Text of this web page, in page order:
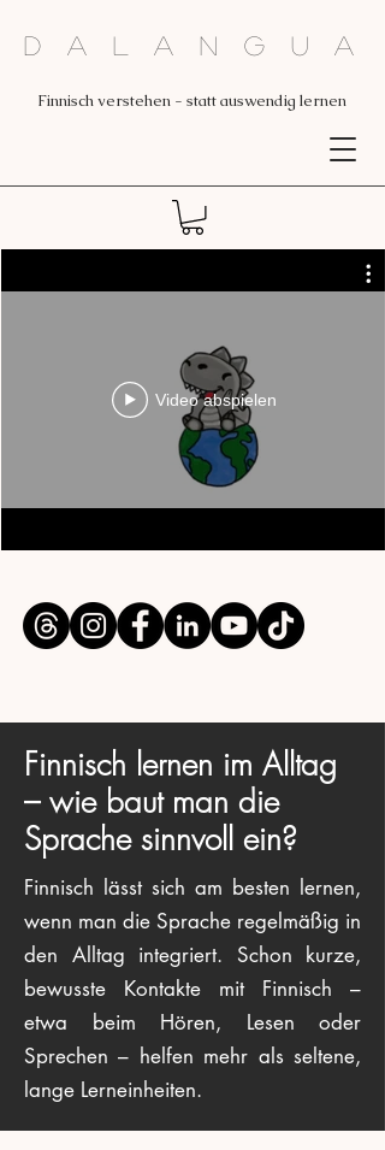
Video abspielen
Finnisch verstehen - statt auswendig lernen
Dalangua
Finnisch lernen im Alltag
– wie baut man die
Sprache sinnvoll ein?
Finnisch lässt sich am besten lernen,
wenn man die Sprache regelmäßig in
den Alltag integriert. Schon kurze,
bewusste Kontakte mit Finnisch –
etwa beim Hören, Lesen oder
Sprechen – helfen mehr als seltene,
lange Lerneinheiten.